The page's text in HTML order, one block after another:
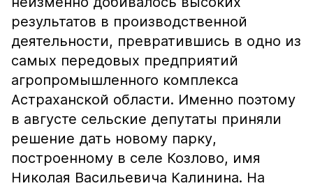
результатов в производственной
деятельности, превратившись в одно из
самых передовых предприятий
агропромышленного комплекса
Астраханской области. Именно поэтому
в августе сельские депутаты приняли
решение дать новому парку,
построенному в селе Козлово, имя
Николая Васильевича Калинина. На